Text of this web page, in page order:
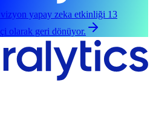
yapay zeka etkinliği 13
olarak geri dönüyor.